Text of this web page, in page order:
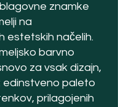
znamke
na
estetskih načelih.
barvno
za vsak dizajn,
edinstveno paleto
prilagojenih